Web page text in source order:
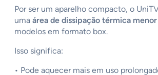
Por ser um aparelho compacto, o
uma área de dissipação térmica menor
modelos em formato box.
Isso significa:
• Pode aquecer mais em uso